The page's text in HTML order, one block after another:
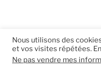
Nous utilisons des
et vos visites répétées.
Ne pas vendre mes